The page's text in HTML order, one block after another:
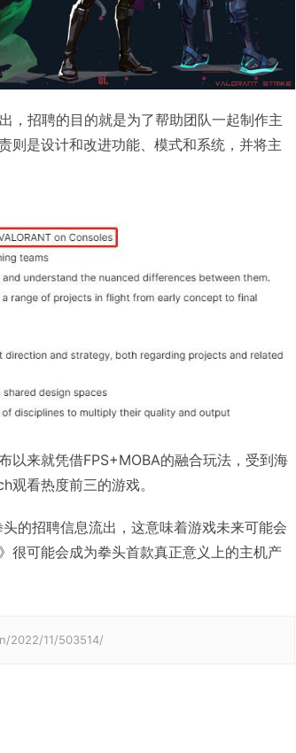
，招聘的目的就是为了帮助团队一起制作主
则是设计和改进功能、模式和系统，并将主
以来就凭借FPS+MOBA的融合玩法，受到海
看热度前三的游戏。
的招聘信息流出，这意味着游戏未来可能会
很可能会成为拳头首款真正意义上的主机产
2022/11/503514/